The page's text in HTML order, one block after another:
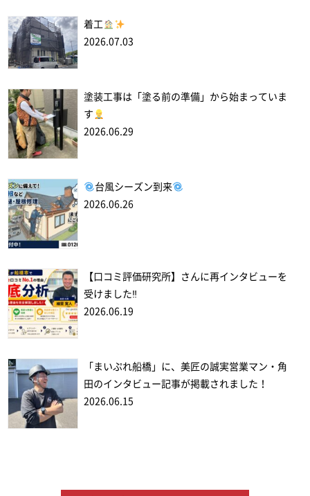
着工
2026.07.03
塗装工事は「塗る前の準備」から始まっていま
す
2026.06.29
台風シーズン到来
2026.06.26
【口コミ評価研究所】さんに再インタビューを
受けました‼
2026.06.19
「まいぷれ船橋」に、美匠の誠実営業マン・角
田のインタビュー記事が掲載されました！
2026.06.15